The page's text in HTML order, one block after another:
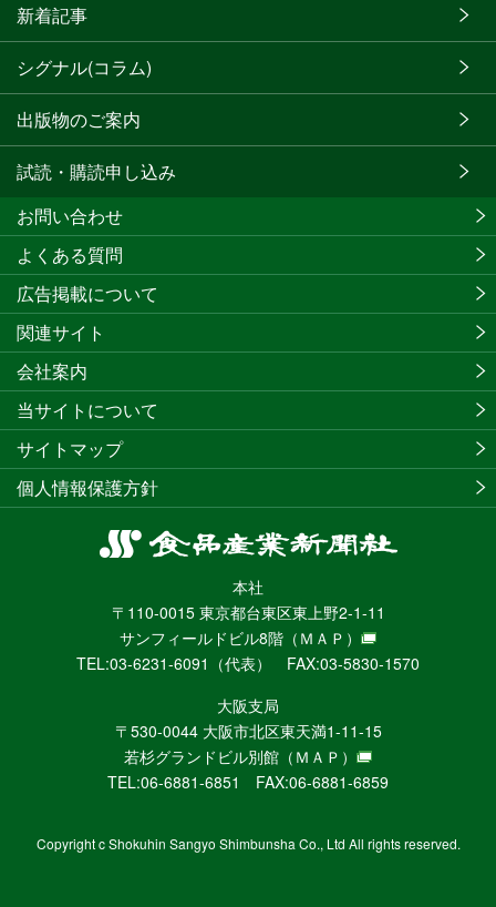
新着記事
シグナル(コラム)
出版物のご案内
試読・購読申し込み
食
産
業
新
聞
社
ニ
ュ
ー
WEB
本社
〒110-0015 東京都台東区東上野2-1-11
サンフィールドビル8階 （ＭＡＰ）
TEL:03-6231-6091（代表） FAX:03-5830-1570
大阪支局
〒530-0044 大阪市北区東天満1-11-15
若杉グランドビル別館 （ＭＡＰ）
TEL:06-6881-6851 FAX:06-6881-6859
お問い合わせ
よくある質問
広告掲載について
関連サイト
会社案内
当サイトについて
サイトマップ
個人情報保護方針
Copyright c Shokuhin Sangyo Shimbunsha Co., Ltd All rights reserved.